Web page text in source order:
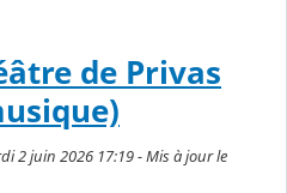
de Privas
2 juin 2026 17:19 - Mis à jour le